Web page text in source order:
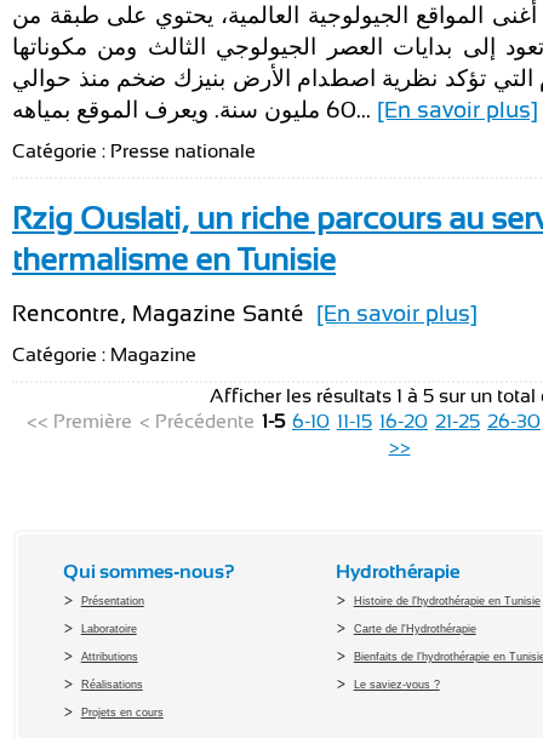
المواقع الجيولوجية العالمية، يحتوي على طبقة من
إلى بدايات العصر الجيولوجي الثالث ومن مكوناتها
التي تؤكد نظرية اصطدام الأرض بنيزك ضخم منذ حوالي
60 مليون سنة. ويعرف الموقع بمياهه... [En savoir plus]
Catégorie : Presse nationale
Rzig Ouslati, un riche parcours au
thermalisme en Tunisie
Rencontre, Magazine Santé [En savoir plus]
Catégorie : Magazine
Afficher les résultats 1 à 5 sur un total
<< Première < Précédente 1-5 6-10 11-15 16-20 21-25 26-30
>>
Qui sommes-nous?
Présentation
Laboratoire
Attributions
Réalisations
Projets en cours
Hydrothérapie
Histoire de l'hydrothérapie en Tunisie
Carte de l'Hydrothérapie
Bienfaits de l'hydrothérapie en
Le saviez-vous ?